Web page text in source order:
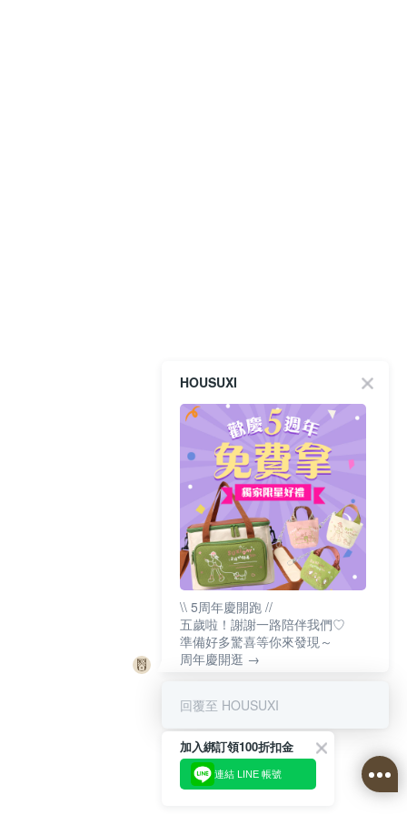
HOUSUXI
\\ 5周年慶開跑 //
五歲啦！謝謝一路陪伴我們♡
準備好多驚喜等你來發現～
周年慶開逛 →
回覆至 HOUSUXI
加入綁訂領100折扣金
連結 LINE 帳號